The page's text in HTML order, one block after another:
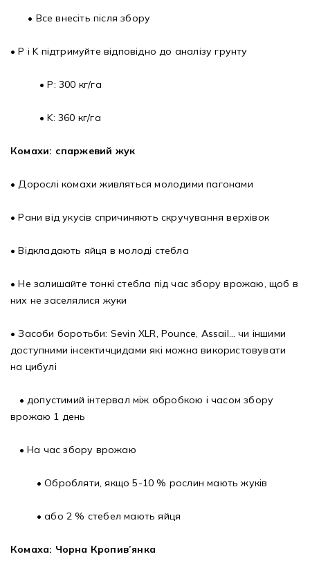
• Все внесіть після збору
• P і K підтримуйте відповідно до аналізу грунту
• P: 300 кг/га
• K: 360 кг/га
Комахи: спаржевий жук
• Дорослі комахи живляться молодими пагонами
• Рани від укусів спричиняють скручування верхівок
• Відкладають яйця в молоді стебла
• Не залишайте тонкі стебла під час збору врожаю, щоб в
них не заселялися жуки
• Засоби боротьби: Sevin XLR, Pounce, Assail… чи іншими
доступними інсектичцидами які можна використовувати
на цибулі
• допустимий інтервал між обробкою і часом збору
врожаю 1 день
• На час збору врожаю
• Обробляти, якщо 5-10 % рослин мають жуків
• або 2 % стебел мають яйця
Комаха: Чорна Кропив’янка